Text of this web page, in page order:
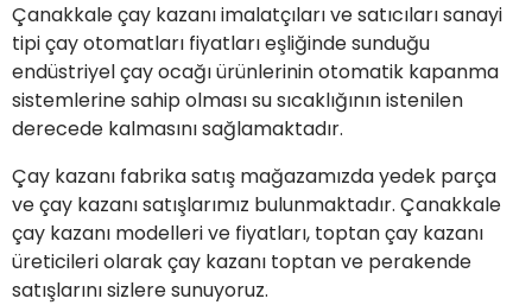
Çanakkale çay kazanı imalatçıları ve satıcıları sanayi
tipi çay otomatları fiyatları eşliğinde sunduğu
endüstriyel çay ocağı ürünlerinin otomatik kapanma
sistemlerine sahip olması su sıcaklığının istenilen
derecede kalmasını sağlamaktadır.
Çay kazanı fabrika satış mağazamızda yedek parça
ve çay kazanı satışlarımız bulunmaktadır. Çanakkale
çay kazanı modelleri ve fiyatları, toptan çay kazanı
üreticileri olarak çay kazanı toptan ve perakende
satışlarını sizlere sunuyoruz.